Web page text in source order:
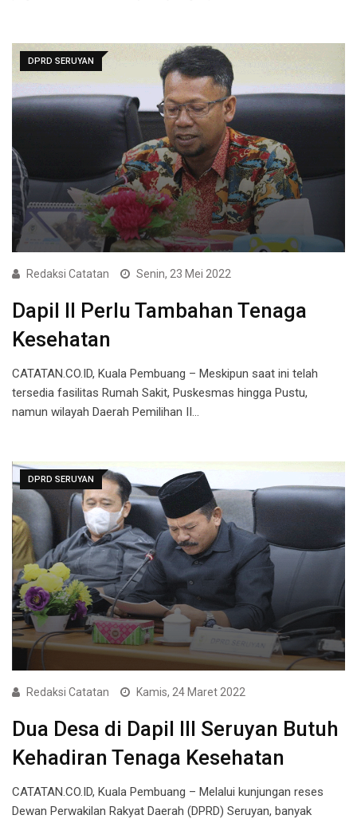
DPRD SERUYAN
Redaksi Catatan Senin, 23 Mei 2022
Dapil II Perlu Tambahan Tenaga
Kesehatan
CATATAN.CO.ID, Kuala Pembuang – Meskipun saat ini telah
tersedia fasilitas Rumah Sakit, Puskesmas hingga Pustu,
namun wilayah Daerah Pemilihan II…
DPRD SERUYAN
Redaksi Catatan Kamis, 24 Maret 2022
Dua Desa di Dapil III Seruyan Butuh
Kehadiran Tenaga Kesehatan
CATATAN.CO.ID, Kuala Pembuang – Melalui kunjungan reses
Dewan Perwakilan Rakyat Daerah (DPRD) Seruyan, banyak